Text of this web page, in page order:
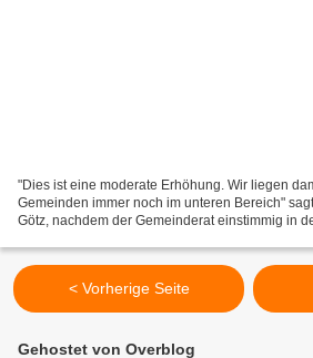
"Dies ist eine moderate Erhöhung. Wir liegen
Gemeinden immer noch im unteren Bereich"
Götz, nachdem der Gemeinderat einstimmig in
< Vorherige Seite
Gehostet von Overblog